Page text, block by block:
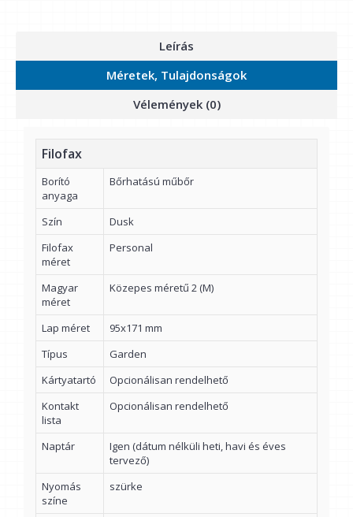
Leírás
Méretek, Tulajdonságok
Vélemények (0)
Filofax
Borító
anyaga
Bőrhatású műbőr
Szín
Dusk
Filofax
méret
Personal
Magyar
méret
Közepes méretű 2 (M)
Lap méret
95x171 mm
Típus
Garden
Kártyatartó
Opcionálisan rendelhető
Kontakt
lista
Opcionálisan rendelhető
Naptár
Igen (dátum nélküli heti, havi és éves
tervező)
Nyomás
színe
szürke